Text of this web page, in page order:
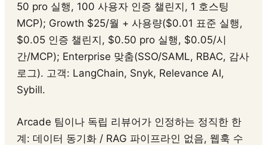
50 pro 실행, 100 사용자 인증 챌린지, 1 호스팅
MCP); Growth $25/월 + 사용량($0.01 표준 실행,
$0.05 인증 챌린지, $0.50 pro 실행, $0.05/시
간/MCP); Enterprise 맞춤(SSO/SAML, RBAC, 감사
로그). 고객: LangChain, Snyk, Relevance AI,
Sybill.
Arcade 팀이나 독립 리뷰어가 인정하는 정직한 한
계: 데이터 동기화 / RAG 파이프라인 없음, 웹훅 수